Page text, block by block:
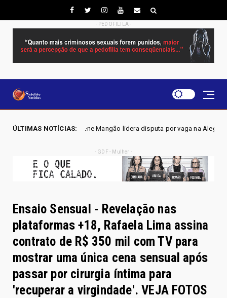
- PEDOFILILA -
ÚLTIMAS NOTÍCIAS:
Mangão lidera disputa por vaga na Alego em Novo Gama, aponta
- GDF - Mulher -
Ensaio Sensual - Revelação nas
plataformas +18, Rafaela Lima assina
contrato de R$ 350 mil com TV para
mostrar uma única cena sensual após
passar por cirurgia íntima para
'recuperar a virgindade'. VEJA FOTOS